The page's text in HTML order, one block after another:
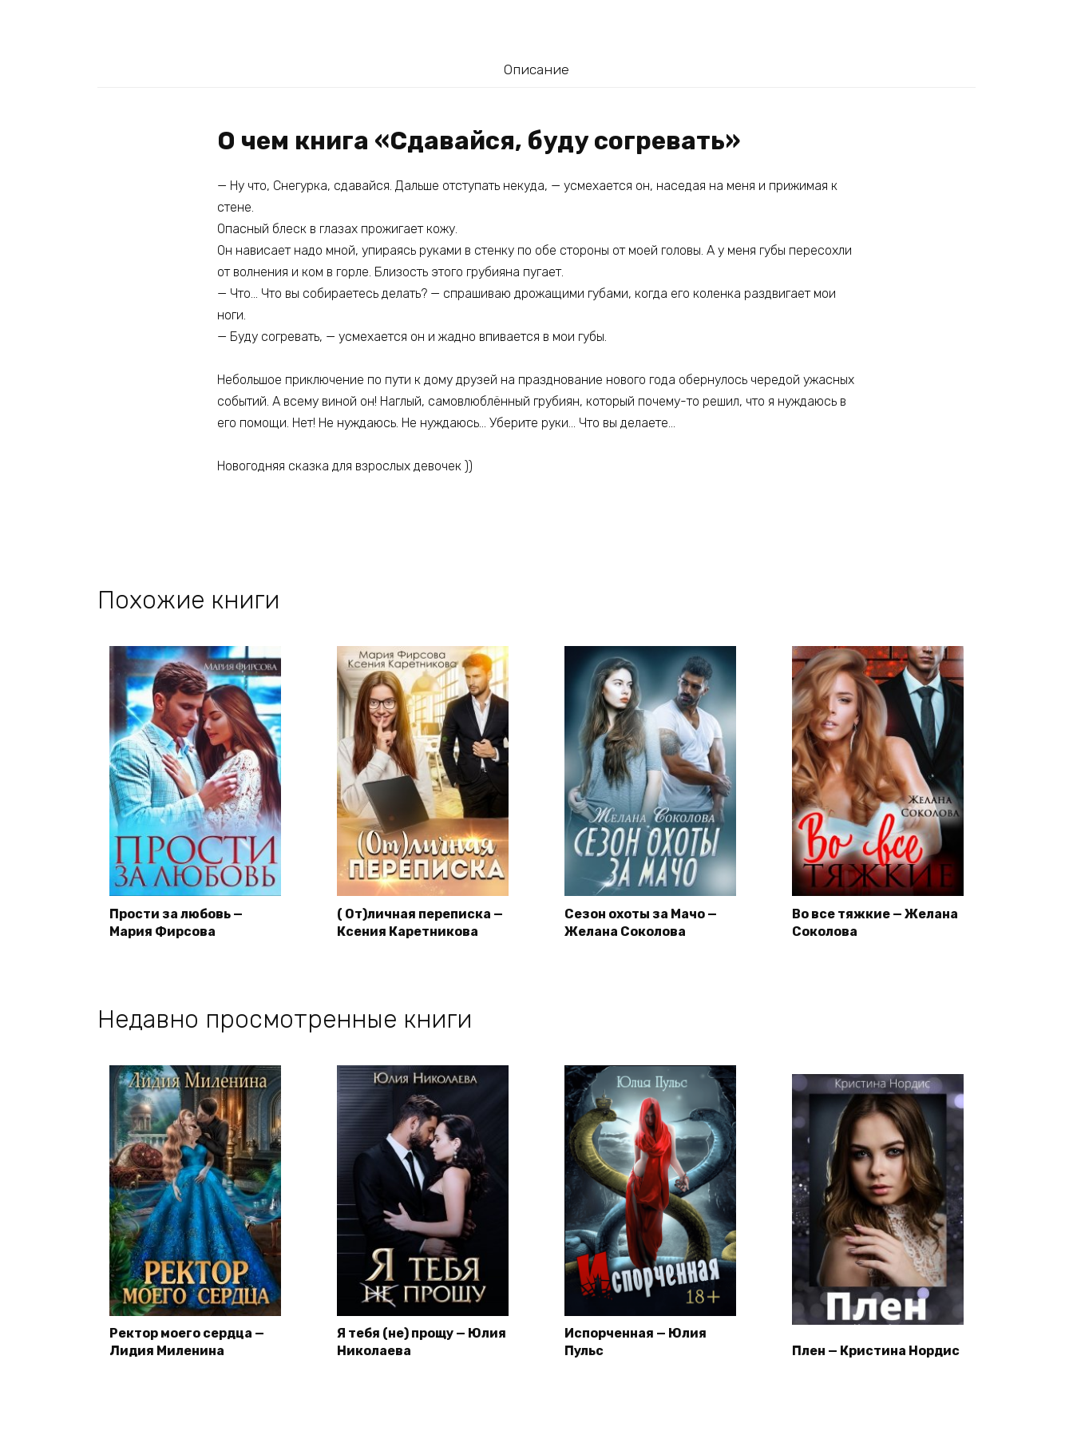
Описание
О чем книга «Сдавайся, буду согревать»
— Ну что, Снегурка, сдавайся. Дальше отступать некуда, — усмехается он, наседая на меня и прижимая к
стене.
Опасный блеск в глазах прожигает кожу.
Он нависает надо мной, упираясь руками в стенку по обе стороны от моей головы. А у меня губы пересохли
от волнения и ком в горле. Близость этого грубияна пугает.
— Что… Что вы собираетесь делать? — спрашиваю дрожащими губами, когда его коленка раздвигает мои
ноги.
— Буду согревать, — усмехается он и жадно впивается в мои губы.
Небольшое приключение по пути к дому друзей на празднование нового года обернулось чередой ужасных
событий. А всему виной он! Наглый, самовлюблённый грубиян, который почему-то решил, что я нуждаюсь в
его помощи. Нет! Не нуждаюсь. Не нуждаюсь… Уберите руки… Что вы делаете…
Новогодняя сказка для взрослых девочек ))
Похожие книги
Прости за любовь —
Мария Фирсова
( От)личная переписка —
Ксения Каретникова
Сезон охоты за Мачо —
Желана Соколова
Во все тяжкие — Желана
Соколова
Недавно просмотренные книги
Ректор моего сердца —
Лидия Миленина
Я тебя (не) прощу — Юлия
Николаева
Испорченная — Юлия
Пульс
Плен — Кристина Нордис